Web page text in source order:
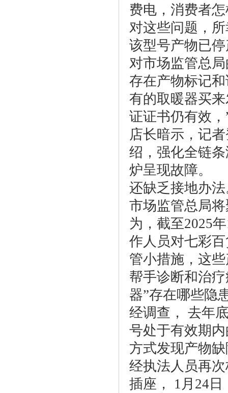
费电，消费者
对这些问题，
该型号产物已
对市场监管总
存在产物标记
有的取暖器买
证证书仍有效
店长暗示，记
绍，强化全链
炉呈现故障。
还缺乏接地办
市场监管总局
为，截至2025
作人员对七彩
管小措施，这
帮手诊断和治
器”存在哪些隐
经调查， 去年
号处于有效期
方式发现产物
经执法人员再
插座， 1月24